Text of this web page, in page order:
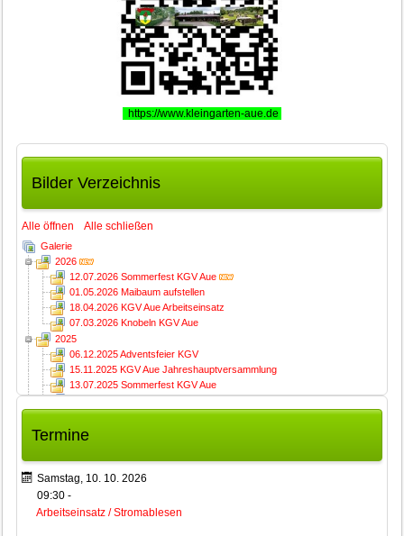
https://www.kleingarten-aue.de
Bilder Verzeichnis
Alle öffnen Alle schließen
Galerie
2026
12.07.2026 Sommerfest KGV Aue
01.05.2026 Maibaum aufstellen
18.04.2026 KGV Aue Arbeitseinsatz
07.03.2026 Knobeln KGV Aue
2025
06.12.2025 Adventsfeier KGV
15.11.2025 KGV Aue Jahreshauptversammlung
13.07.2025 Sommerfest KGV Aue
01.05.2025 Maibaum aufstellen
12.04.2025 KGV Aue Arbeitseinsatz
01.03.2025 Knobeln KGV Aue
07.12.2024 Adventsfeier KGV
16.11.2024 KGV Aue Jahreshauptversammlung
13.07.2024 KGV Aue Arbeitseinsatz (Sommerfest)
Termine
Samstag, 10. 10. 2026
09:30 -
Arbeitseinsatz / Stromablesen